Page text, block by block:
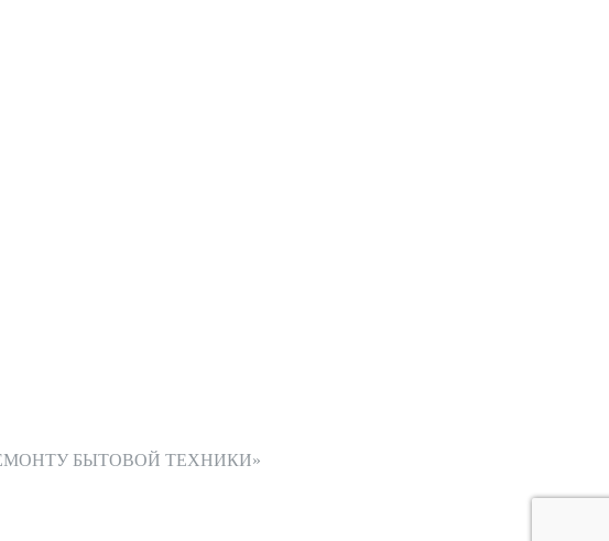
БЫТОВОЙ ТЕХНИКИ»